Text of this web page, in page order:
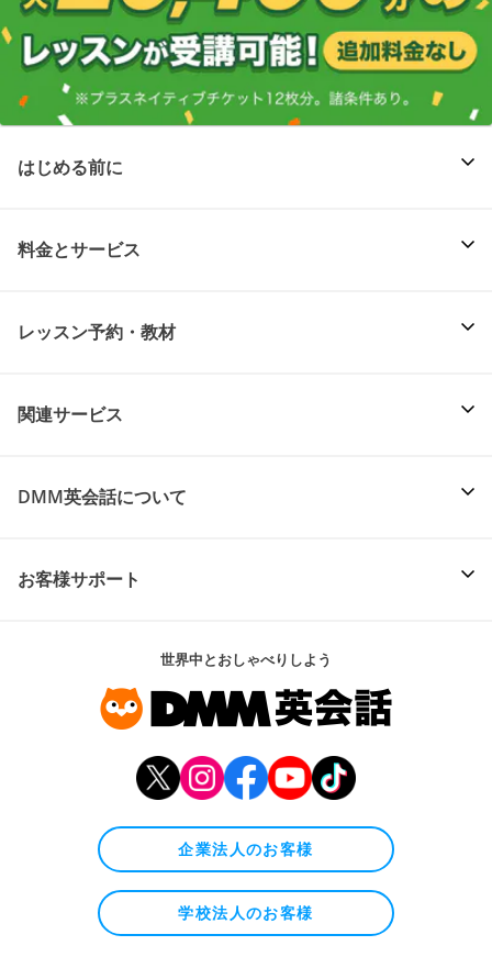
はじめる前に
料金とサービス
レッスン予約・教材
関連サービス
DMM英会話について
お客様サポート
世界中とおしゃべりしよう
企業法人のお客様
学校法人のお客様